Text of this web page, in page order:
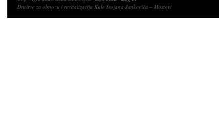
Društvo za obnovu i revitalizaciju Kule Stojana Jankovića – Mostovi